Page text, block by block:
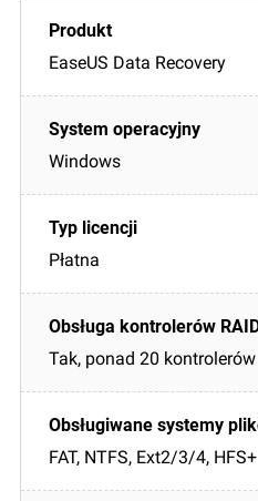
EaseUS Data Recovery
Windows
Płatna
Tak, ponad 20 kontrolerów
FAT, NTFS, Ext2/3/4, HFS+